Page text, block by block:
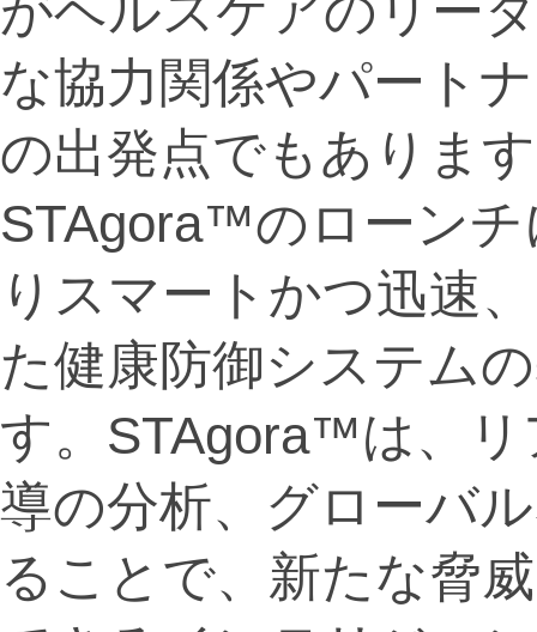
な協力関係やパート
の出発点でもありま
STAgora™のローン
りスマートかつ迅速
た健康防御システム
す。STAgora™は、
導の分析、グローバ
ることで、新たな脅